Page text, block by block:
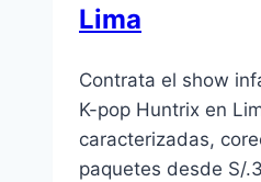
Lima
Contrata el show
K-pop Huntrix en
caracterizadas,
paquetes desde S/